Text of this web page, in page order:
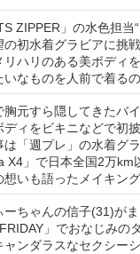
ZIPPER」の水色担当
の初水着グラビアに挑
リハリのある美ボディ
なものを人前で着る
胸元すら隠してきたバ
ディをビキニなどで初
は「週プレ」の水着グ
X4」で日本全国2万
想いも語ったメイキン
ーちゃんの信子(31)が
」でおなじみの
ャンダラスなセクシー